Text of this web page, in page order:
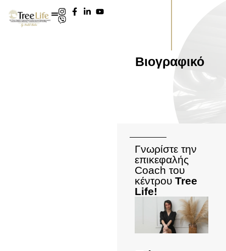
Βιογραφικό
Γνωρίστε την
επικεφαλής
Coach του
κέντρου Tree
Life!